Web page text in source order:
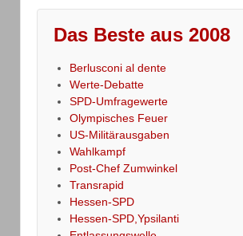
Das Beste aus 2008
Berlusconi al dente
Werte-Debatte
SPD-Umfragewerte
Olympisches Feuer
US-Militärausgaben
Wahlkampf
Post-Chef Zumwinkel
Transrapid
Hessen-SPD
Hessen-SPD,Ypsilanti